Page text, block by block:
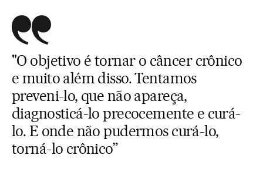
"O objetivo é tornar o câncer crônico
e muito além disso. Tentamos
preveni-lo, que não apareça,
diagnosticá-lo precocemente e curá-
lo. E onde não pudermos curá-lo,
torná-lo crônico”